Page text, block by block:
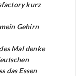
kurz
Gehirn
Mal denke
das Essen